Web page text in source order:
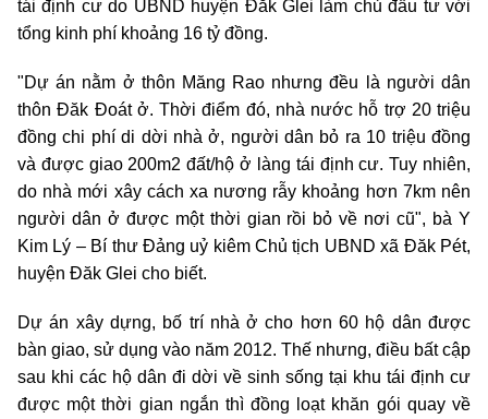
tái định cư do UBND huyện Đăk Glei làm chủ đầu tư với
tổng kinh phí khoảng 16 tỷ đồng.
"Dự án nằm ở thôn Măng Rao nhưng đều là người dân
thôn Đăk Đoát ở. Thời điểm đó, nhà nước hỗ trợ 20 triệu
đồng chi phí di dời nhà ở, người dân bỏ ra 10 triệu đồng
và được giao 200m2 đất/hộ ở làng tái định cư. Tuy nhiên,
do nhà mới xây cách xa nương rẫy khoảng hơn 7km nên
người dân ở được một thời gian rồi bỏ về nơi cũ", bà Y
Kim Lý – Bí thư Đảng uỷ kiêm Chủ tịch UBND xã Đăk Pét,
huyện Đăk Glei cho biết.
Dự án xây dựng, bố trí nhà ở cho hơn 60 hộ dân được
bàn giao, sử dụng vào năm 2012. Thế nhưng, điều bất cập
sau khi các hộ dân đi dời về sinh sống tại khu tái định cư
được một thời gian ngắn thì đồng loạt khăn gói quay về